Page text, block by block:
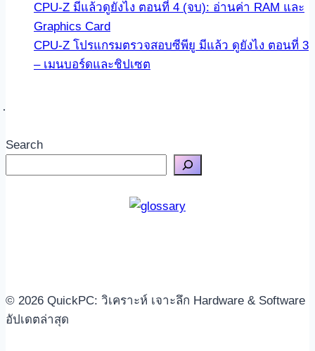
CPU-Z มีแล้วดูยังไง ตอนที่ 4 (จบ): อ่านค่า RAM และ
Graphics Card
CPU-Z โปรแกรมตรวจสอบซีพียู มีแล้ว ดูยังไง ตอนที่ 3
– เมนบอร์ดและชิปเซต
Search
© 2026 QuickPC: วิเคราะห์ เจาะลึก Hardware & Software
อัปเดตล่าสุด